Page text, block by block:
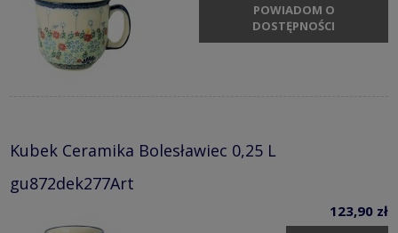
POWIADOM O
DOSTĘPNOŚCI
Kubek Ceramika Bolesławiec 0,25 L
gu872dek277Art
123,90 zł